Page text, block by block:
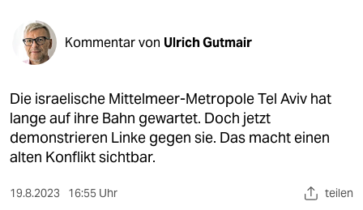
öko
gesellschaft
kultur
sport
Kommentar von Ulrich Gutmair
Die israelische Mittelmeer-Metropole Tel Aviv hat
lange auf ihre Bahn gewartet. Doch jetzt
demonstrieren Linke gegen sie. Das macht einen
alten Konflikt sichtbar.
19.8.2023 16:55 Uhr teilen